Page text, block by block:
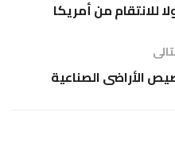
للانتقام من أمريكا
الأراضى الصناعية